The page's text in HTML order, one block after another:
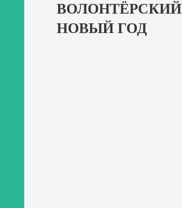
ВОЛОНТЁРСКИЙ
НОВЫЙ ГОД